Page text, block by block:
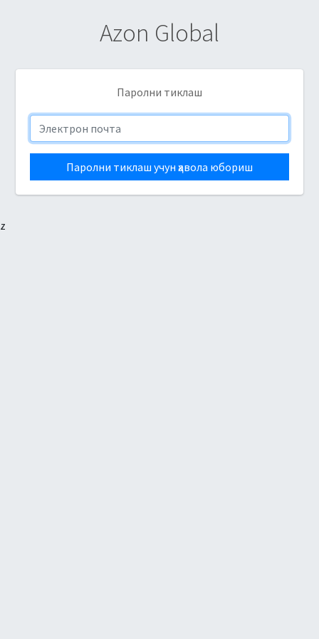
Azon Global
Паролни тиклаш
Паролни тиклаш учун ҳавола юбориш
z